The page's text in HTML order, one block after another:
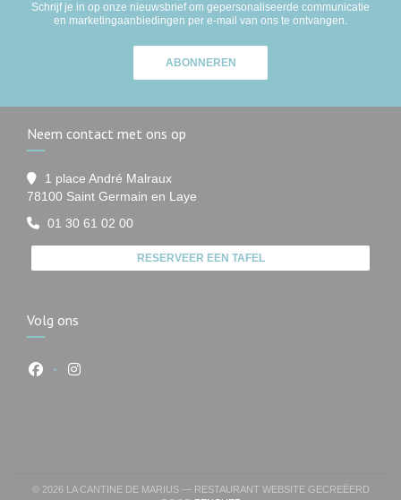
Schrijf je in op onze nieuwsbrief om gepersonaliseerde communicatie
en marketingaanbiedingen per e-mail van ons te ontvangen.
ABONNEREN
Neem contact met ons op
1 place André Malraux
78100 Saint Germain en Laye
01 30 61 02 00
RESERVEER EEN TAFEL
Volg ons
Facebook ((opent in een nieuw venster))
Instagram ((opent in een nieuw venster))
© 2026 LA CANTINE DE MARIUS — RESTAURANT WEBSITE GECREËERD